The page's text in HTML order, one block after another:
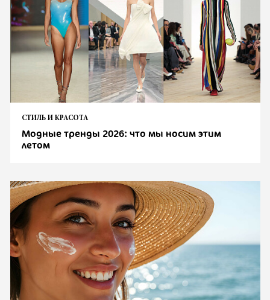
СТИЛЬ И КРАСОТА
Модные тренды 2026: что мы носим этим
летом